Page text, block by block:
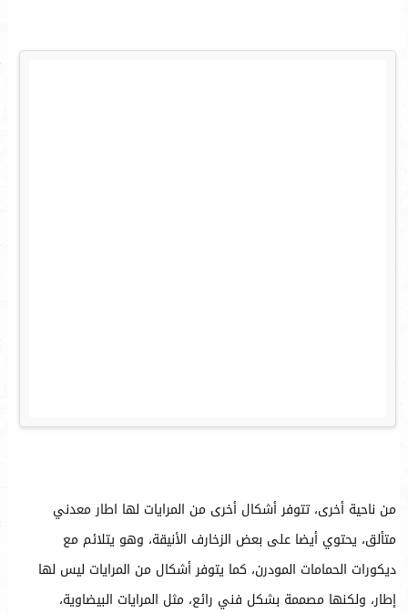
من ناحية أخرى، تتوفر أشكال أخرى من المرايات لها اطار معدني
متألق، يحتوي أيضا على بعض الزخارف الأنيقة، وهو يتلائم مع
ديكورات الحمامات المودرن، كما يتوفر أشكال من المرايات ليس لها
إطار، ولكنها مصممة بشكل فني رائع، مثل المرايات البيضاوية،